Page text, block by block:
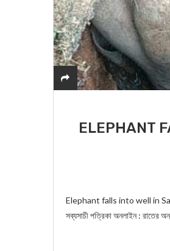
ELEPHANT
Elephant falls into well in
সব্যসাচী পত্রিকা অনলাইন : রাতের